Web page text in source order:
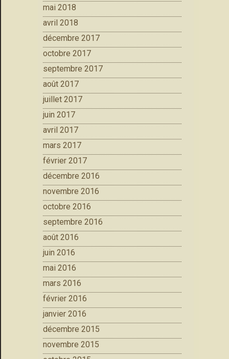
mai 2018
avril 2018
décembre 2017
octobre 2017
septembre 2017
août 2017
juillet 2017
juin 2017
avril 2017
mars 2017
février 2017
décembre 2016
novembre 2016
octobre 2016
septembre 2016
août 2016
juin 2016
mai 2016
mars 2016
février 2016
janvier 2016
décembre 2015
novembre 2015